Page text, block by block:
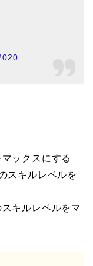
ックスにする
スキルレベルを
キルレベルをマ